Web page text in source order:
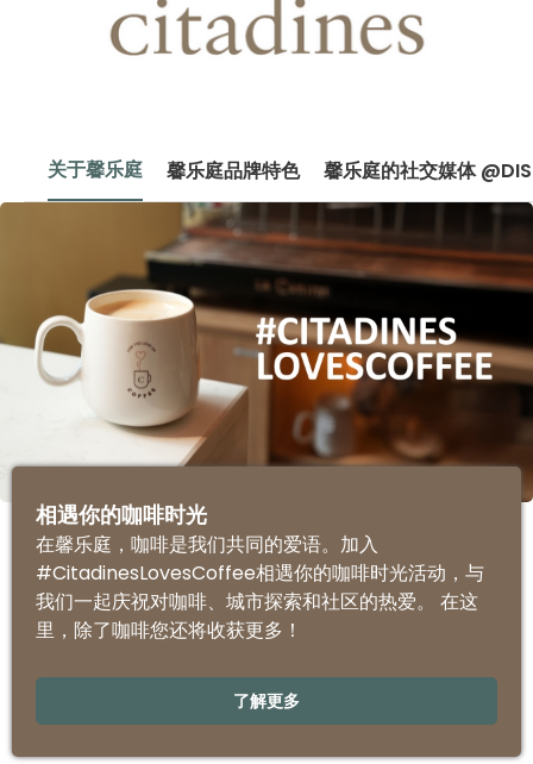
关于馨乐庭 馨乐庭品牌特色 馨乐庭的社交媒体
相遇你的咖啡时光
在馨乐庭，咖啡是我们共同的爱语。加入
#CitadinesLovesCoffee相遇你的咖啡时光活动，与
我们一起庆祝对咖啡、城市探索和社区的热爱。 在这
里，除了咖啡您还将收获更多！
了解更多